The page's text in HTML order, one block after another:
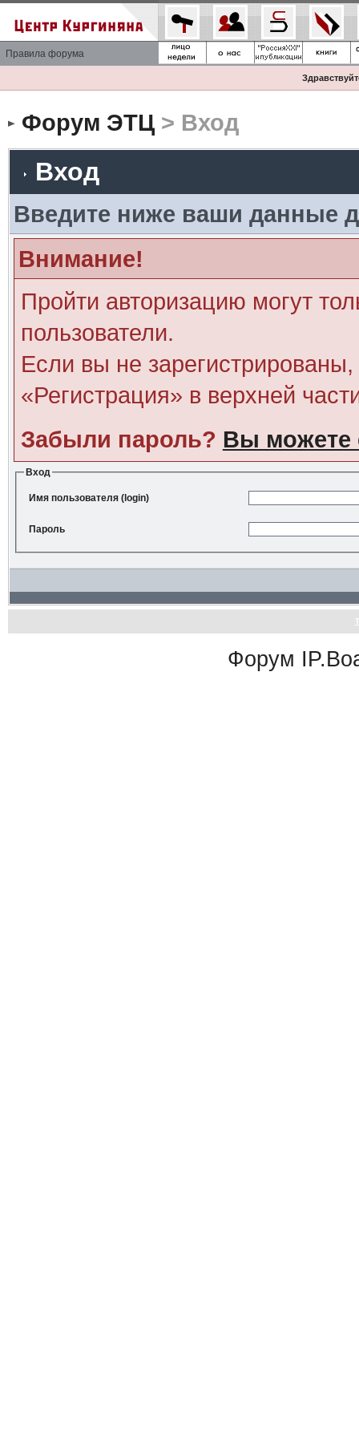
Правила форума
Форум ЭТЦ> Вход
Вход
Введите ниже ваши данные
Внимание!
Пройти авторизацию могут
пользователи.
Если вы не
«Регистрация» в верхней
Забыли пароль? Вы можете
Вход
Имя пользователя (login)
Пароль
Форум